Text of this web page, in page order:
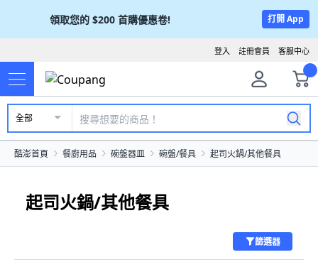
領取您的 $200 首購優惠卷! 打開 App
客服中心
註冊會員
登入
全部
酷澎首頁 餐廚用品 碗盤器皿 碗盤/餐具 起司火鍋/其他餐具
起司火鍋/其他餐具
篩選器